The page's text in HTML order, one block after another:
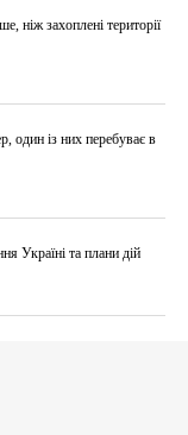
ніж захоплені території
один із них перебуває в
Україні та плани дій